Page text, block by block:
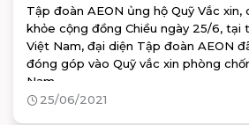
Tập đoàn AEON ủng hộ Quỹ Vắc xin,
khỏe cộng đồng Chiều ngày 25/6, tại trụ sở Bộ Tài chính
Việt Nam, đại diện Tập đoàn AEON
đóng góp vào Quỹ vắc xin phòng
Nam.
25/06/2021